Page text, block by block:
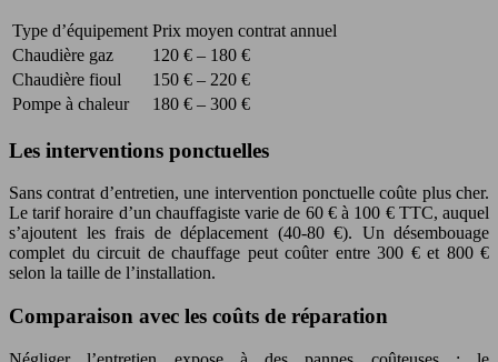
Type d’équipement Prix moyen contrat annuel
Chaudière gaz
120 € – 180 €
Chaudière fioul
150 € – 220 €
Pompe à chaleur
180 € – 300 €
Les interventions ponctuelles
Sans contrat d’entretien, une intervention ponctuelle coûte plus cher.
Le tarif horaire d’un chauffagiste varie de 60 € à 100 € TTC, auquel
s’ajoutent les frais de déplacement (40-80 €). Un désembouage
complet du circuit de chauffage peut coûter entre 300 € et 800 €
selon la taille de l’installation.
Comparaison avec les coûts de réparation